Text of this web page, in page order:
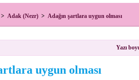
> Adak (Nezr) > Adağın şartlara uygun olması
Yazı
uygun olması